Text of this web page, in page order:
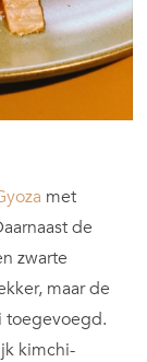
met
de
zwarte
maar de
toegevoegd.
kimchi-